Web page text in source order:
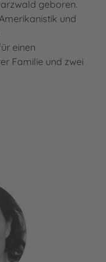
geboren.
und
einen
Familie und zwei